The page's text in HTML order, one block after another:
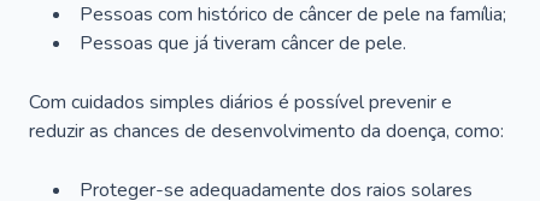
Pessoas com histórico de câncer de pele na família;
Pessoas que já tiveram câncer de pele.
Com cuidados simples diários é possível prevenir e
reduzir as chances de desenvolvimento da doença, como:
Proteger-se adequadamente dos raios solares